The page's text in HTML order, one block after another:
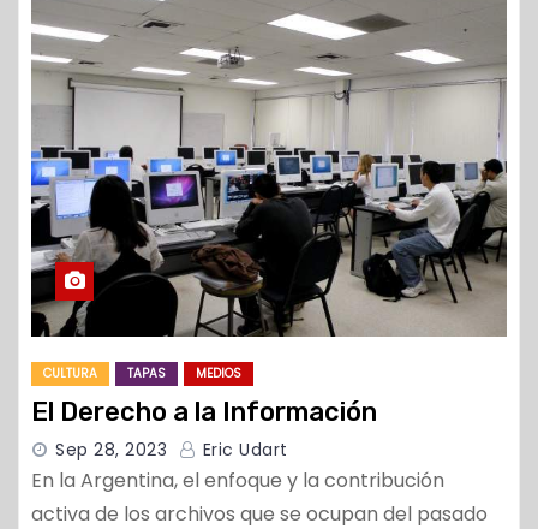
CULTURA TAPAS MEDIOS
El Derecho a la Información
Sep 28, 2023 Eric Udart
En la Argentina, el enfoque y la contribución
activa de los archivos que se ocupan del pasado